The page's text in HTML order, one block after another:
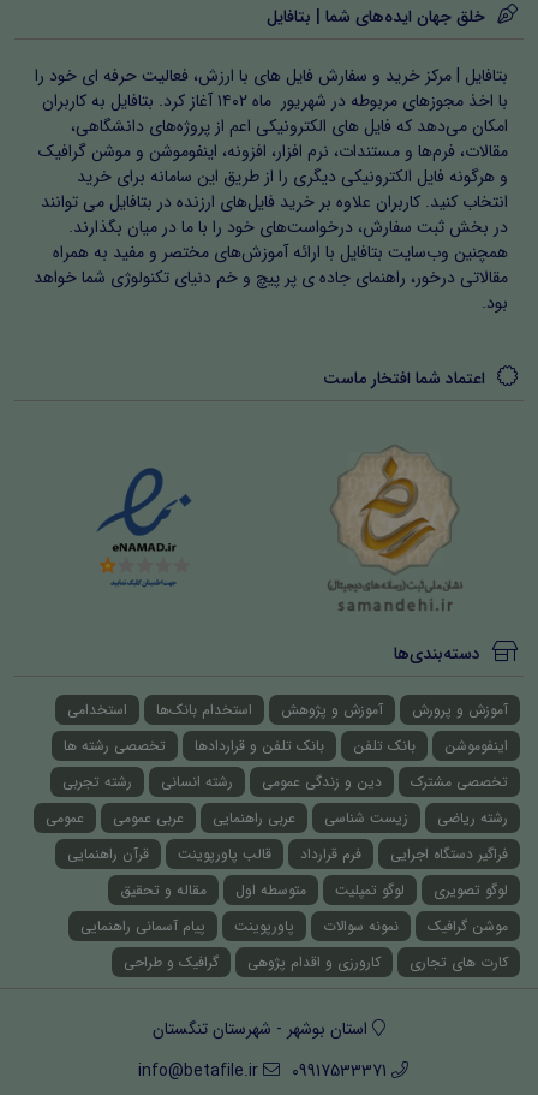
خلق جهان ایده‌های شما | بتافایل
بتافایل | مرکز خرید و سفارش فایل های با ارزش، فعالیت حرفه ای خود را
با اخذ مجوزهای مربوطه در شهریور ماه ۱۴۰۲ آغاز کرد. بتافایل به کاربران
امکان می‌دهد که فایل های الکترونیکی اعم از پروژه‌های دانشگاهی،
مقالات، فرم‌ها و مستندات، نرم افزار، افزونه، اینفوموشن و موشن گرافیک
و هرگونه فایل الکترونیکی دیگری را از طریق این سامانه برای خرید
انتخاب کنید. کاربران علاوه بر خرید فایل‌های ارزنده در بتافایل می توانند
در بخش ثبت سفارش، درخواست‌های خود را با ما در میان بگذارند.
همچنین وب‌سایت بتافایل با ارائه آموزش‌های مختصر و مفید به همراه
مقالاتی درخور، راهنمای جاده ی پر پیچ و خم دنیای تکنولوژی شما خواهد
بود.
اعتماد شما افتخار ماست
دسته‌بندی‌ها
آموزش و پرورش آموزش و پژوهش استخدام بانک‌ها
استخدامی
اینفوموشن
بانک تلفن بانک تلفن و قراردادها
تخصصی رشته ها
تخصصی مشترک
دین و زندگی عمومی رشته انسانی
رشته تجربی
رشته ریاضی
زیست شناسی عربی راهنمایی عربی عمومی
عمومی
فراگیر دستگاه اجرایی
فرم قرارداد قالب پاورپوینت
قرآن راهنمایی
لوگو تصویری
لوگو تمپلیت متوسطه اول
مقاله و تحقیق
موشن گرافیک
نمونه سوالات پاورپوینت
پیام آسمانی راهنمایی
کارت های تجاری
کارورزی و اقدام پژوهی گرافیک و طراحی
استان بوشهر - شهرستان تنگستان
09917533371
info@betafile.ir